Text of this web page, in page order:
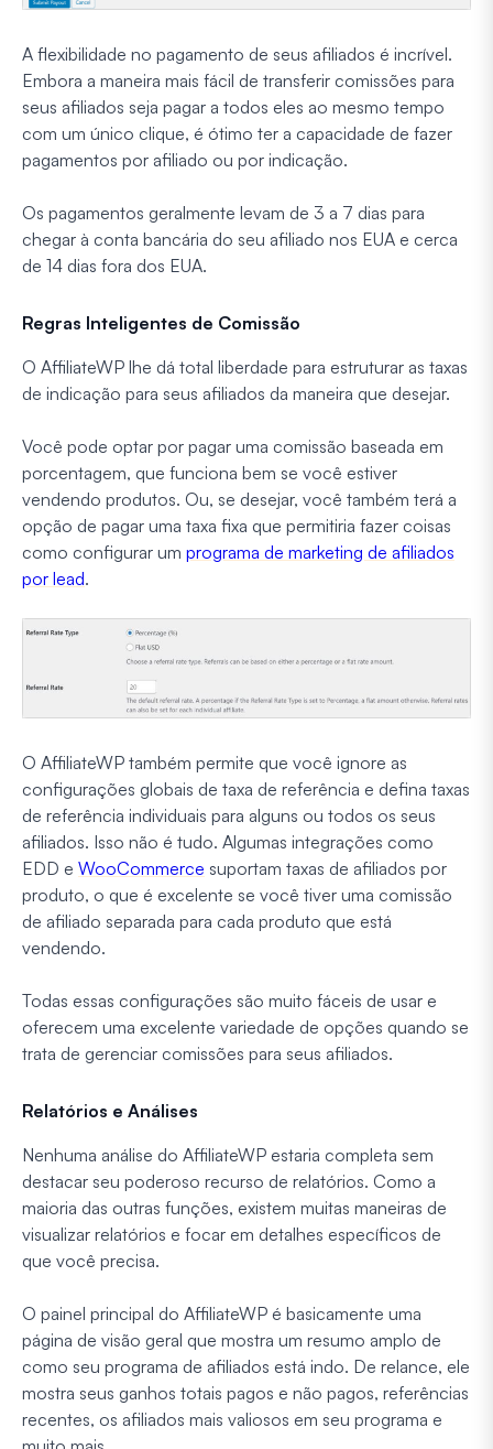
A flexibilidade no pagamento de seus afiliados é incrível.
Embora a maneira mais fácil de transferir comissões para
seus afiliados seja pagar a todos eles ao mesmo tempo
com um único clique, é ótimo ter a capacidade de fazer
pagamentos por afiliado ou por indicação.
Os pagamentos geralmente levam de 3 a 7 dias para
chegar à conta bancária do seu afiliado nos EUA e cerca
de 14 dias fora dos EUA.
Regras Inteligentes de Comissão
O AffiliateWP lhe dá total liberdade para estruturar as taxas
de indicação para seus afiliados da maneira que desejar.
Você pode optar por pagar uma comissão baseada em
porcentagem, que funciona bem se você estiver
vendendo produtos. Ou, se desejar, você também terá a
opção de pagar uma taxa fixa que permitiria fazer coisas
como configurar um programa de marketing de afiliados
por lead.
O AffiliateWP também permite que você ignore as
configurações globais de taxa de referência e defina taxas
de referência individuais para alguns ou todos os seus
afiliados. Isso não é tudo. Algumas integrações como
EDD e WooCommerce suportam taxas de afiliados por
produto, o que é excelente se você tiver uma comissão
de afiliado separada para cada produto que está
vendendo.
Todas essas configurações são muito fáceis de usar e
oferecem uma excelente variedade de opções quando se
trata de gerenciar comissões para seus afiliados.
Relatórios e Análises
Nenhuma análise do AffiliateWP estaria completa sem
destacar seu poderoso recurso de relatórios. Como a
maioria das outras funções, existem muitas maneiras de
visualizar relatórios e focar em detalhes específicos de
que você precisa.
O painel principal do AffiliateWP é basicamente uma
página de visão geral que mostra um resumo amplo de
como seu programa de afiliados está indo. De relance, ele
mostra seus ganhos totais pagos e não pagos, referências
recentes, os afiliados mais valiosos em seu programa e